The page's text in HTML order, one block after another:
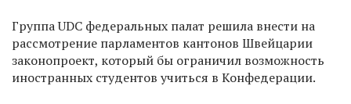
Группа UDC федеральных палат решила внести на
рассмотрение парламентов кантонов Швейцарии
законопроект, который бы ограничил возможность
иностранных студентов учиться в Конфедерации.